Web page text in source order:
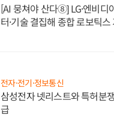
[AI 뭉쳐야 산다⑧] LG·엔비디
터·기술 결집해 종합 로보틱
전자·전기·정보통신
삼성전자 넷리스트와 특허분
급